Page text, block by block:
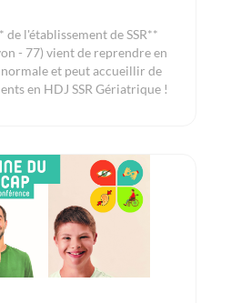
de l'établissement de SSR**
- 77) vient de reprendre en
et peut accueillir de
en HDJ SSR Gériatrique !